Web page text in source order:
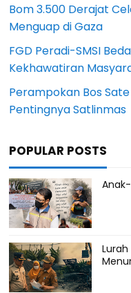
Bom 3.500 Derajat
Menguap di Gaza
FGD Peradi-SMSI
Kekhawatiran
Perampokan Bos
Pentingnya Satlinmas
POPULAR POSTS